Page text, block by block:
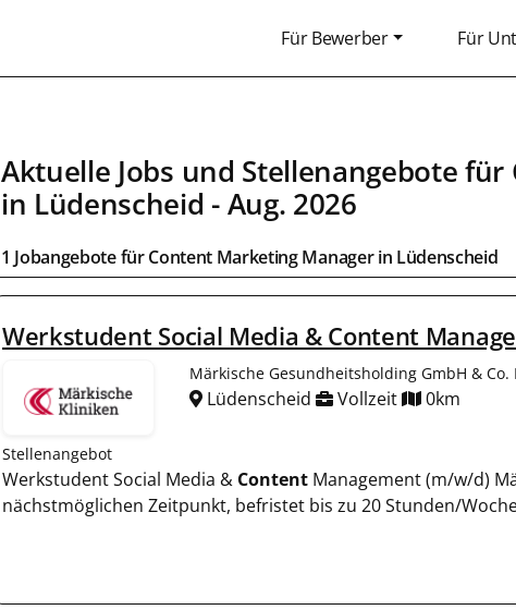
Für Bewerber Für
Aktuelle Jobs und Stellenangebote für
in Lüdenscheid - Aug. 2026
1 Jobangebote fürContent Marketing Managerin Lüdenscheid
Werkstudent Social Media & Content
Märkische Gesundheitsholding GmbH & Co.
Lüdenscheid Vollzeit 0km
Stellenangebot
Werkstudent Social Media & Content Management (m/w/d)
nächstmöglichen Zeitpunkt, befristet bis zu 20 Stunden/